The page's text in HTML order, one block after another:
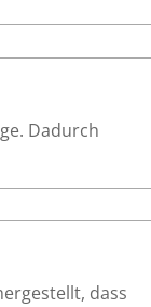
Dadurch
dass